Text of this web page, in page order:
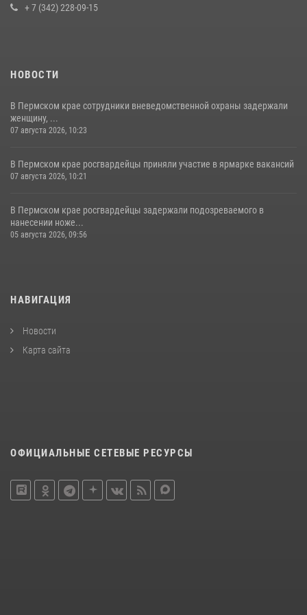
+ 7 (342) 228-09-15
НОВОСТИ
В Пермском крае сотрудники вневедомственной охраны задержали
женщину, ...
07 августа 2026, 10:23
В Пермском крае росгвардейцы приняли участие в ярмарке вакансий
07 августа 2026, 10:21
В Пермском крае росгвардейцы задержали подозреваемого в
нанесении ноже...
05 августа 2026, 09:56
НАВИГАЦИЯ
Новости
Карта сайта
ОФИЦИАЛЬНЫЕ СЕТЕВЫЕ РЕСУРСЫ